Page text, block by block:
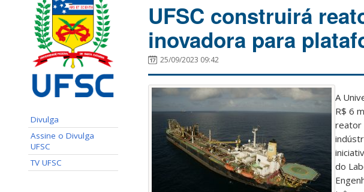
Divulga
Assine o Divulga
UFSC
TV UFSC
UFSC construirá
inovadora para
25/09/2023 09:42
A
R$ 6
reator
do